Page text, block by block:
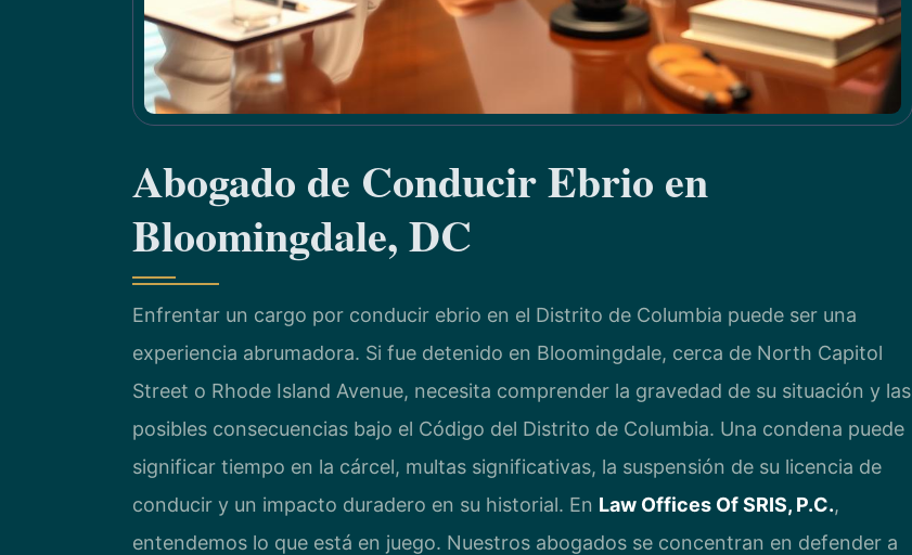
Abogado de Conducir Ebrio en
Bloomingdale, DC
Enfrentar un cargo por conducir ebrio en el Distrito de Columbia puede ser una
experiencia abrumadora. Si fue detenido en Bloomingdale, cerca de North Capitol
Street o Rhode Island Avenue, necesita comprender la gravedad de su situación y las
posibles consecuencias bajo el Código del Distrito de Columbia. Una condena puede
significar tiempo en la cárcel, multas significativas, la suspensión de su licencia de
conducir y un impacto duradero en su historial. En Law Offices Of SRIS, P.C.,
entendemos lo que está en juego. Nuestros abogados se concentran en defender a